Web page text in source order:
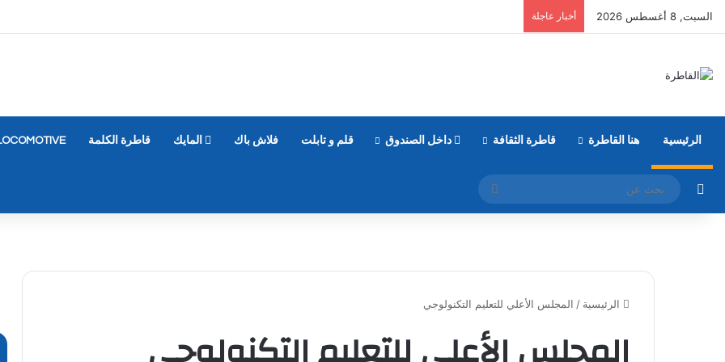
السبت, 8 أغسطس 2026 أخبار عاجلة
الرئيسية هنا القاطرة قاطرة الثقافة داخل الصندوق قلم و تابلت فلاش باك المايك قاطرة الكلمة
مقال عشوائي
بحث
عن
الرئيسية / المجلس الأعلي للتعليم التكنولوجي